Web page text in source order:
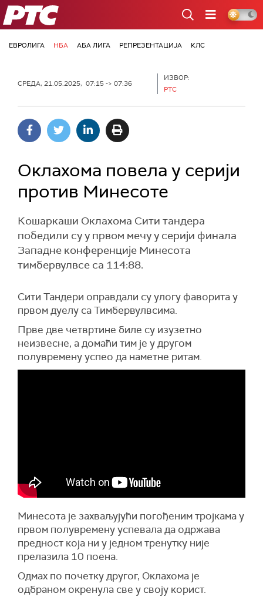
РТС
ЕВРОЛИГА НБА АБА ЛИГА РЕПРЕЗЕНТАЦИЈА КЛС
СРЕДА, 21.05.2025, 07:15 -> 07:36
ИЗВОР:
РТС
Оклахома повела у серији
против Минесоте
Кошаркаши Оклахома Сити тандера
победили су у првом мечу у серији финала
Западне конференције Минесота
тимбервулвсе са 114:88.
Сити Тандери оправдали су улогу фаворита у
првом дуелу са Тимбервулвсима.
Прве две четвртине биле су изузетно
неизвесне, а домаћи тим је у другом
полувремену успео да наметне ритам.
Минесота је захваљујући погођеним тројкама у
првом полувремену успевала да одржава
предност која ни у једном тренутку није
прелазила 10 поена.
Одмах по почетку другог, Оклахома је
одбраном окренула све у своју корист.